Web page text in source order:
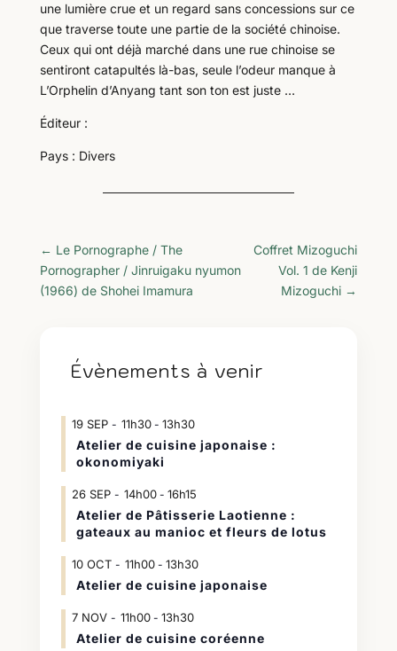
une lumière crue et un regard sans concessions sur ce
que traverse toute une partie de la société chinoise.
Ceux qui ont déjà marché dans une rue chinoise se
sentiront catapultés là-bas, seule l’odeur manque à
L’Orphelin d’Anyang tant son ton est juste …
Éditeur :
Pays : Divers
← Le Pornographe / The
Pornographer / Jinruigaku nyumon
(1966) de Shohei Imamura
Coffret Mizoguchi
Vol. 1 de Kenji
Mizoguchi →
Évènements à venir
19 SEP 11h30- 13h30
Atelier de cuisine japonaise :
okonomiyaki
26 SEP 14h00- 16h15
Atelier de Pâtisserie Laotienne :
gateaux au manioc et fleurs de lotus
10 OCT 11h00- 13h30
Atelier de cuisine japonaise
7 NOV 11h00- 13h30
Atelier de cuisine coréenne